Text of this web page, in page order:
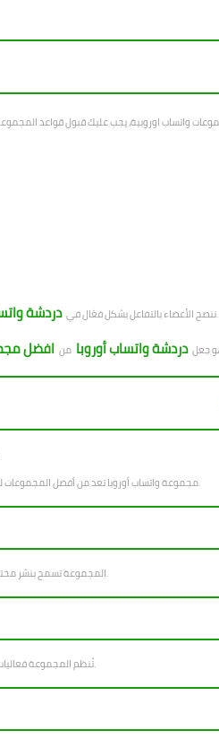
واتساب اوروبية، يجب عليك قبول قواعد
ننصح الأعضاء بالتفاعل بشكل فعّال في دردشة
. يمكنك طرح الأسئلة، مشاركة الخبرات، والتعليق على منشورات الآخرين. هذا يساعد في بناء مجتمع قوي ومتفاعل.
جعل دردشة واتساب أوروبا من افضل
مجموعة واتساب أوروبا تعد من أفضل المجموعات للمغتربين. يمكنك المشاركة في مناقشات حول الثقافة الأوروبية والأحداث الجارية. كما يمكن تبادل النصائح حول الحياة في أوروبا.
المجموعة تسمح بنشر مختلف الأنواع من المحتوى. يمكن نشر الأخبار والصور والفيديوهات والروابط للمقالات المفيدة. يُشجع الأعضاء على المشاركة بنشاط.
تُنظم المجموعة فعاليات متنوعة. مثل جلسات الأسئلة والأجوبة مع الخبراء وورش العمل حول مواضيع هامة. كما تُقيم تجمعات اجتماعية لتعزيز التواصل.